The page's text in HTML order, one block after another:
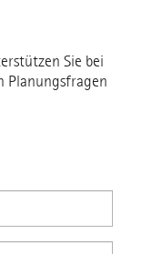
Sie bei
Planungsfragen